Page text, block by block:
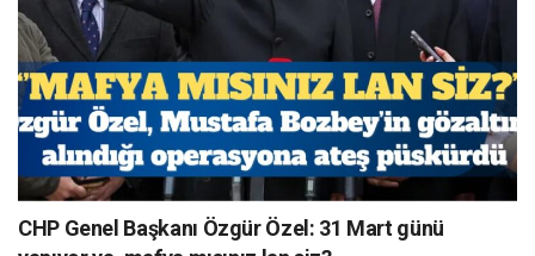
CHP Genel Başkanı Özgür Özel: 31 Mart günü